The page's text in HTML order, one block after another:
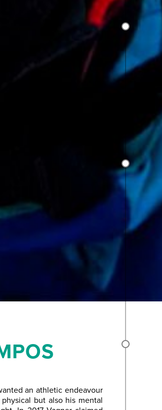
an athletic endeavour
but also his mental